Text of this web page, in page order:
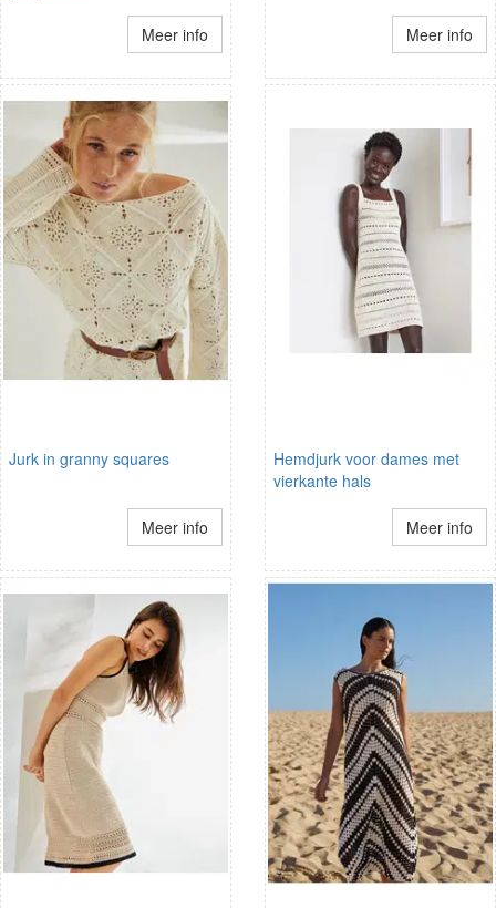
Meer info Meer info
Jurk in granny squares
Meer info
Hemdjurk voor dames met
vierkante hals
Meer info